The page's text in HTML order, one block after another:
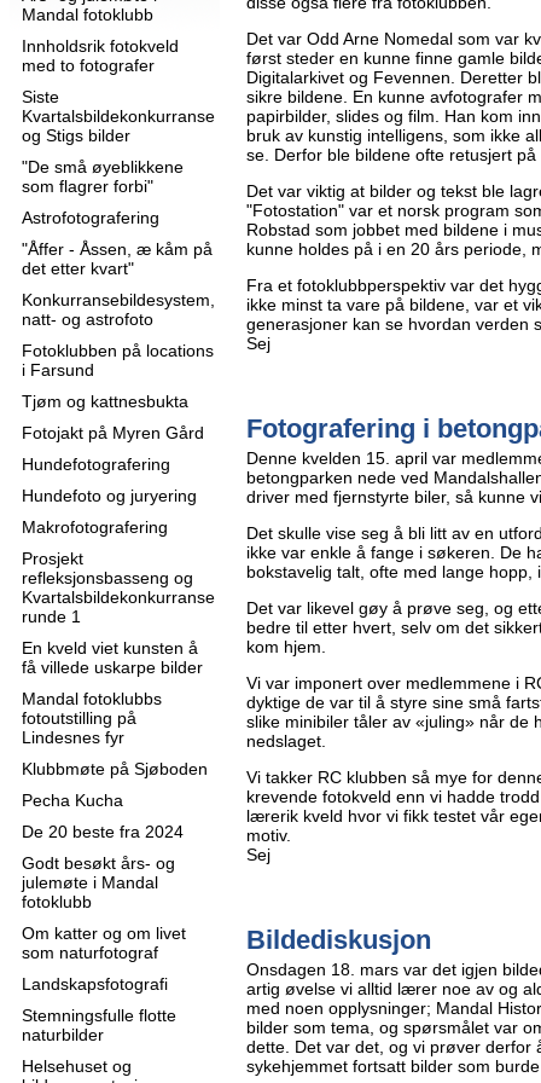
Mandal fotoklubb
Innholdsrik fotokveld
med to fotografer
Siste
Kvartalsbildekonkurranse
og Stigs bilder
"De små øyeblikkene
som flagrer forbi"
Astrofotografering
"Åffer - Åssen, æ kåm på
det etter kvart"
Konkurransebildesystem,
natt- og astrofoto
Fotoklubben på locations
i Farsund
Tjøm og kattnesbukta
Fotojakt på Myren Gård
Hundefotografering
Hundefoto og juryering
Makrofotografering
Prosjekt
refleksjonsbasseng og
Kvartalsbildekonkurranse
runde 1
En kveld viet kunsten å
få villede uskarpe bilder
Mandal fotoklubbs
fotoutstilling på
Lindesnes fyr
Klubbmøte på Sjøboden
Pecha Kucha
De 20 beste fra 2024
Godt besøkt års- og
julemøte i Mandal
fotoklubb
Om katter og om livet
som naturfotograf
Landskapsfotografi
Stemningsfulle flotte
naturbilder
Helsehuset og
Det var Odd Arne Nomedal som var
først steder en kunne finne gamle
Digitalarkivet og Fevennen. Deretter
sikre bildene. En kunne avfotografer
papirbilder, slides og film. Han kom
bruk av kunstig intelligens, som ikke
se. Derfor ble bildene ofte retusjert
Det var viktig at bilder og tekst ble
"Fotostation" var et norsk program
Robstad som jobbet med bildene i
kunne holdes på i en 20 års periode,
Fra et fotoklubbperspektiv var det
ikke minst ta vare på bildene, var et
generasjoner kan se hvordan verden
Sej
Fotografering i
Denne kvelden 15. april var
betongparken nede ved
driver med fjernstyrte biler, så kunne
Det skulle vise seg å bli litt av en
ikke var enkle å fange i søkeren. De
bokstavelig talt, ofte med lange hopp,
Det var likevel gøy å prøve seg, og
bedre til etter hvert, selv om det
kom hjem.
Vi var imponert over medlemmene i
dyktige de var til å styre sine små
slike minibiler tåler av «juling» når de
nedslaget.
Vi takker RC klubben så mye for
krevende fotokveld enn vi hadde
lærerik kveld hvor vi fikk testet vår
motiv.
Sej
Bildediskusjon
Onsdagen 18. mars var det igjen
artig øvelse vi alltid lærer noe av og
med noen opplysninger; Mandal
bilder som tema, og spørsmålet var
dette. Det var det, og vi prøver derfor
sykehjemmet fortsatt bilder som